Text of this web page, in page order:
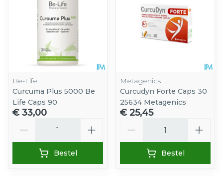
Be-Life
Curcuma Plus 5000 Be
Life Caps 90
€ 33,00
Bestel
Metagenics
Curcudyn Forte Caps 30
25634 Metagenics
€ 25,45
Bestel